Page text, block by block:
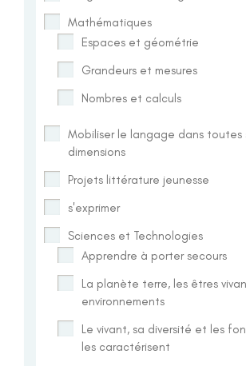
Mathématiques
Espaces et géométrie
Grandeurs et mesures
Nombres et calculs
Mobiliser le langage dans toutes
dimensions
Projets littérature jeunesse
s'exprimer
Sciences et Technologies
Apprendre à porter secours
La planète terre, les êtres
environnements
Le vivant, sa diversité et les
les caractérisent